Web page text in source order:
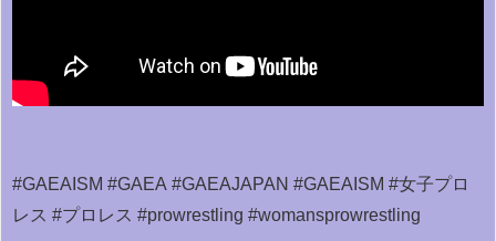
#GAEAISM #GAEA #GAEAJAPAN #GAEAISM #女子プロ
レス #プロレス #prowrestling #womansprowrestling